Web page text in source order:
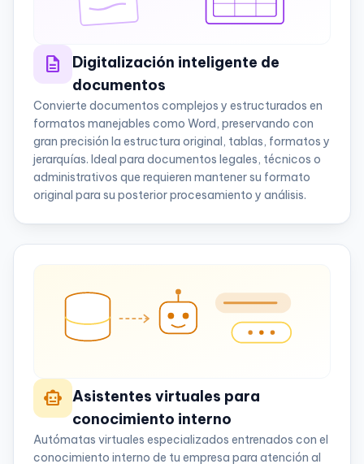
description
Digitalización inteligente de
documentos
Convierte documentos complejos y estructurados en
formatos manejables como Word, preservando con
gran precisión la estructura original, tablas, formatos y
jerarquías. Ideal para documentos legales, técnicos o
administrativos que requieren mantener su formato
original para su posterior procesamiento y análisis.
smart_toy Asistentes virtuales para
conocimiento interno
Autómatas virtuales especializados entrenados con el
conocimiento interno de tu empresa para atención al